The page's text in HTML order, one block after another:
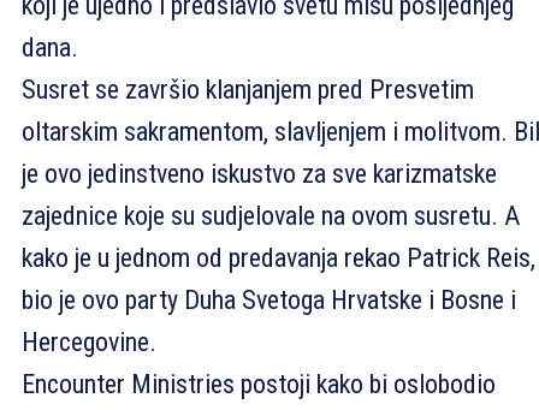
dana.
Susret se završio klanjanjem pred Presvetim
oltarskim sakramentom, slavljenjem i molitvom.
je ovo jedinstveno iskustvo za sve karizmatske
zajednice koje su sudjelovale na ovom susretu. A
kako je u jednom od predavanja rekao Patrick Reis,
bio je ovo party Duha Svetoga Hrvatske i Bosne i
Hercegovine.
Encounter Ministries postoji kako bi oslobodio